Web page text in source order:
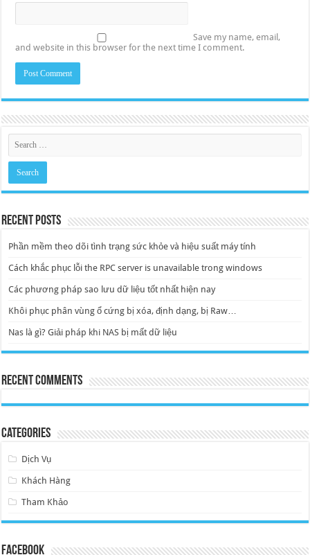
Save my name, email,
and website in this browser for the next time I comment.
Recent Posts
Phần mềm theo dõi tình trạng sức khỏe và hiệu suất máy tính
Cách khắc phục lỗi the RPC server is unavailable trong windows
Các phương pháp sao lưu dữ liệu tốt nhất hiện nay
Khôi phục phân vùng ổ cứng bị xóa, định dạng, bị Raw…
Nas là gì? Giải pháp khi NAS bị mất dữ liệu
Recent Comments
Categories
Dịch Vụ
Khách Hàng
Tham Khảo
Facebook